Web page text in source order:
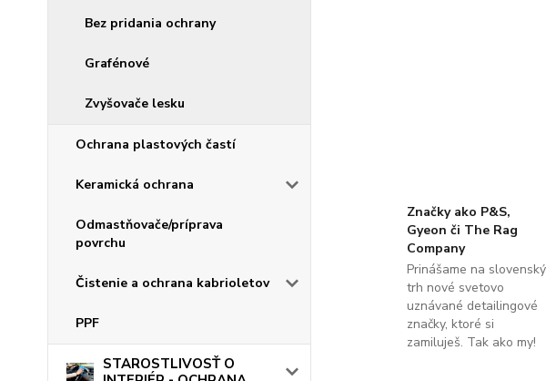
Bez pridania ochrany
Grafénové
Zvyšovače lesku
Ochrana plastových častí
Keramická ochrana
Odmastňovače/príprava
povrchu
Čistenie a ochrana kabrioletov
PPF
STAROSTLIVOSŤ O
Značky ako P&S,
Gyeon či The Rag
Company
Prinášame na slovenský
trh nové svetovo
uznávané detailingové
značky, ktoré si
zamiluješ. Tak ako my!